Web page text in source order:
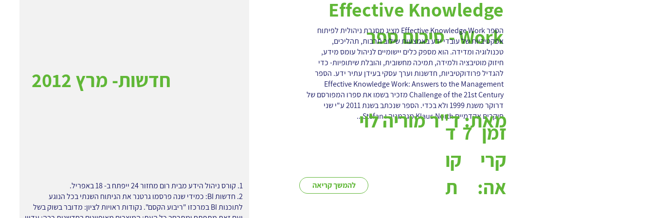
Effective Knowledge
Work - סיכום ספר
הספר Effective Knowledge Work מציג מסגרת ניהולית לפיתוח
אפקטיביות של עובדי ידע באמצעות שילוב תרבות, תהליכים,
טכנולוגיה ומדידה. הוא מספק כלים יישומיים לניהול עומס מידע,
חיזוק מוטיבציה ולמידה, תמיכה מחשובית, והובלת שיתופיות- כדי
להגדיל פרודוקטיביות, חדשנות וערך עסקי בעידן עתיר ידע. הספר
Effective Knowledge Work: Answers to the Management
Challenge of the 21st Century מזכיר בשמו את ספרו המפורסם של
דרוקר משנת 1999 ולא בכדי. הספר שנכתב בשנת 2011 ע"י שני
חוקרים אקדמיים Klaus North מגרמניה ו Stefan...ד"ר מוריה לוימאת:
להמשך קריאה
ד
קו
ת
זמן
קרי
אה:
7
חדשות- מרץ 2012
1. קורס ניהול הידע מבית רום מחזור 24 ייפתח ב- 18 באפריל.
2. חדשות BI: כמידי שנה פרסמו גרטנר את הניתוח השנתי בכל הנוגע
לתוכנות BI במרכזו "ריבוע הקסם". נקודות ראויות לציון: מדובר בשוק בשל